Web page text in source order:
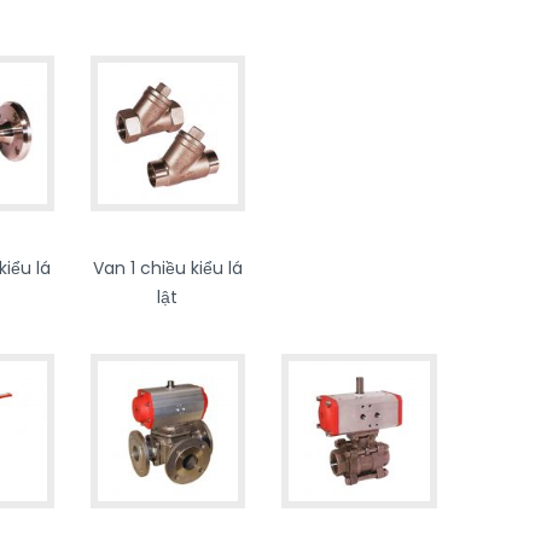
lá
Van 1 chiều kiểu lá
lật